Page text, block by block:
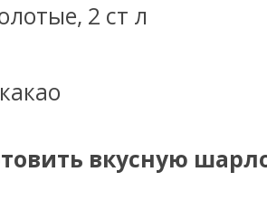
2 ст л
вкусную